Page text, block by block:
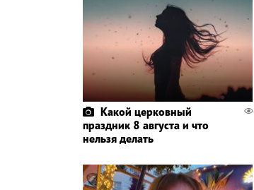
Какой церковный
праздник 8 августа и что
нельзя делать